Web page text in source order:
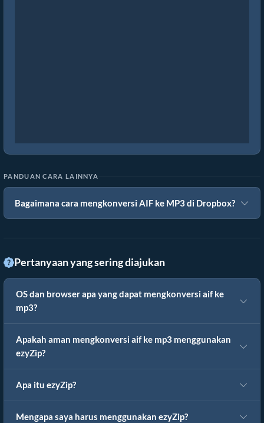
PANDUAN CARA LAINNYA
Bagaimana cara mengkonversi AIF ke MP3 di Dropbox?
Pertanyaan yang sering diajukan
OS dan browser apa yang dapat mengkonversi aif ke
mp3?
Apakah aman mengkonversi aif ke mp3 menggunakan
ezyZip?
Apa itu ezyZip?
Mengapa saya harus menggunakan ezyZip?